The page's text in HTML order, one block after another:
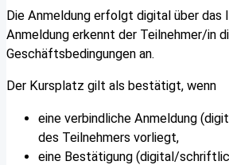
Die Anmeldung erfolgt digital über
Anmeldung erkennt der Teilnehmer/in
Geschäftsbedingungen an.
Der Kursplatz gilt als bestätigt, wenn
eine verbindliche Anmeldung
des Teilnehmers vorliegt,
eine Bestätigung (digital/